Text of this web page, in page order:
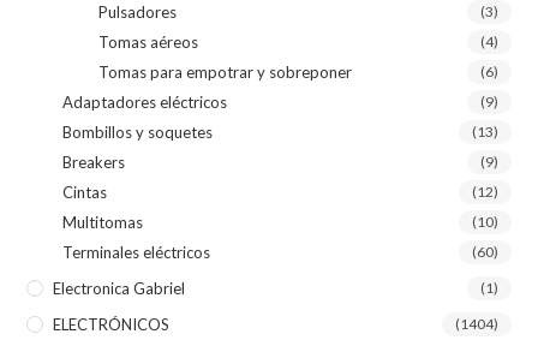
Pulsadores (3)
Tomas aéreos (4)
Tomas para empotrar y sobreponer (6)
Adaptadores eléctricos (9)
Bombillos y soquetes (13)
Breakers (9)
Cintas (12)
Multitomas (10)
Terminales eléctricos (60)
Electronica Gabriel (1)
ELECTRÓNICOS (1404)